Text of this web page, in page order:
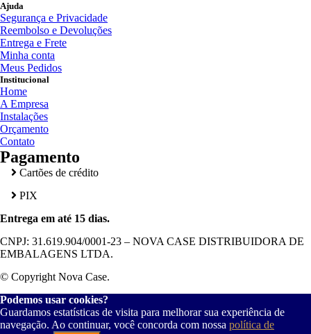
Ajuda
Segurança e Privacidade
Reembolso e Devoluções
Entrega e Frete
Minha conta
Meus Pedidos
Institucional
Home
A Empresa
Instalações
Orçamento
Contato
Pagamento
Cartões de crédito
PIX
Entrega em até 15 dias.
CNPJ: 31.619.904/0001-23 – NOVA CASE DISTRIBUIDORA DE
EMBALAGENS LTDA.
© Copyright Nova Case.
Podemos usar cookies?
Guardamos estatísticas de visita para melhorar sua experiência de
navegação. Ao continuar, você concorda com nossa política de